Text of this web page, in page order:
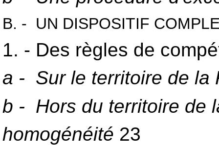
B. - UN DISPOSITIF
1. - Des règles de
a - Sur le territoire de la
b - Hors du territoire de
homogénéité 23